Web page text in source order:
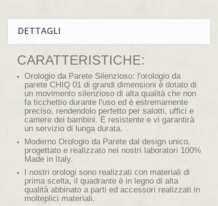
DETTAGLI
CARATTERISTICHE:
Orologio da Parete Silenzioso: l'orologio da
parete CHIQ 01 di grandi dimensioni è dotato di
un movimento silenzioso di alta qualità che non
fa ticchettio durante l'uso ed è estremamente
preciso, rendendolo perfetto per salotti, uffici e
camere dei bambini. È resistente e vi garantirà
un servizio di lunga durata.
Moderno Orologio da Parete dal design unico,
progettato e realizzato nei nostri laboratori 100%
Made in Italy.
I nostri orologi sono realizzati con materiali di
prima scelta, il quadrante è in legno di alta
qualità abbinato a parti ed accessori realizzati in
molteplici materiali.